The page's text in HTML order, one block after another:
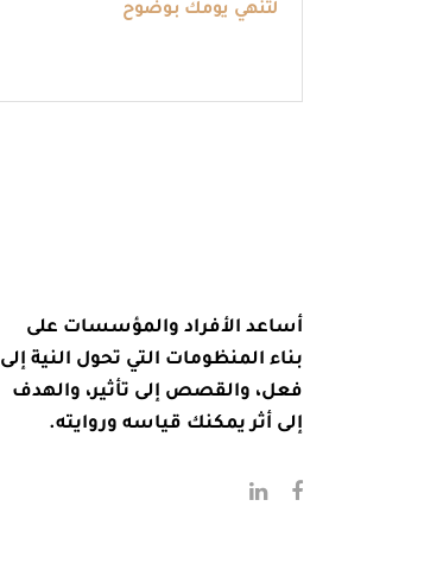
لتنهي يومك بوضوح
أساعد الأفراد والمؤسسات على
بناء المنظومات التي تحول النية إلى
فعل، والقصص إلى تأثير، والهدف
إلى أثر يمكنك قياسه وروايته.